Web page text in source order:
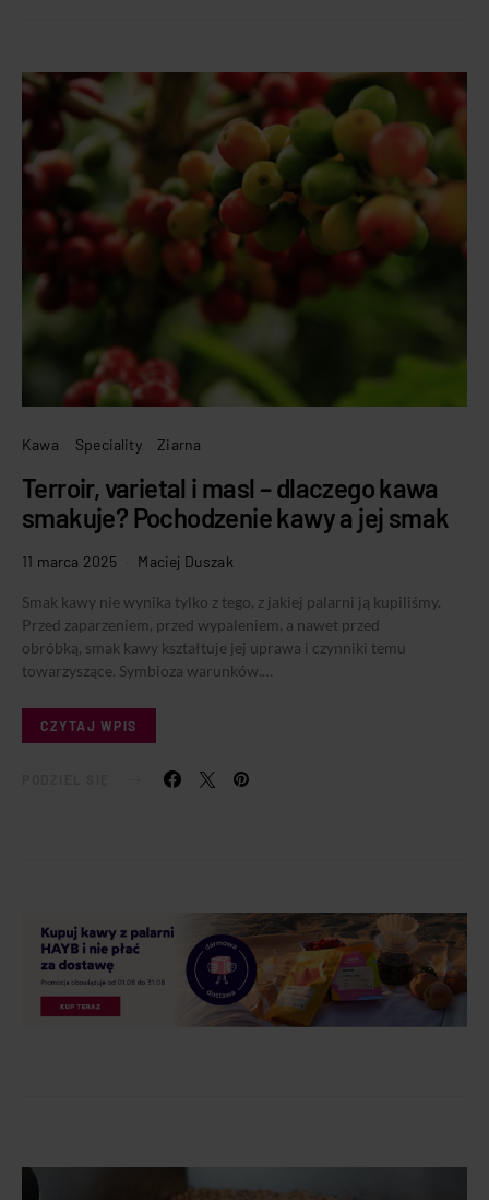
Kawa Speciality Ziarna
Terroir, varietal i masl – dlaczego kawa
smakuje? Pochodzenie kawy a jej smak
11 marca 2025 Maciej Duszak
Smak kawy nie wynika tylko z tego, z jakiej palarni ją kupiliśmy.
Przed zaparzeniem, przed wypaleniem, a nawet przed
obróbką, smak kawy kształtuje jej uprawa i czynniki temu
towarzyszące. Symbioza warunków.…
CZYTAJ WPIS